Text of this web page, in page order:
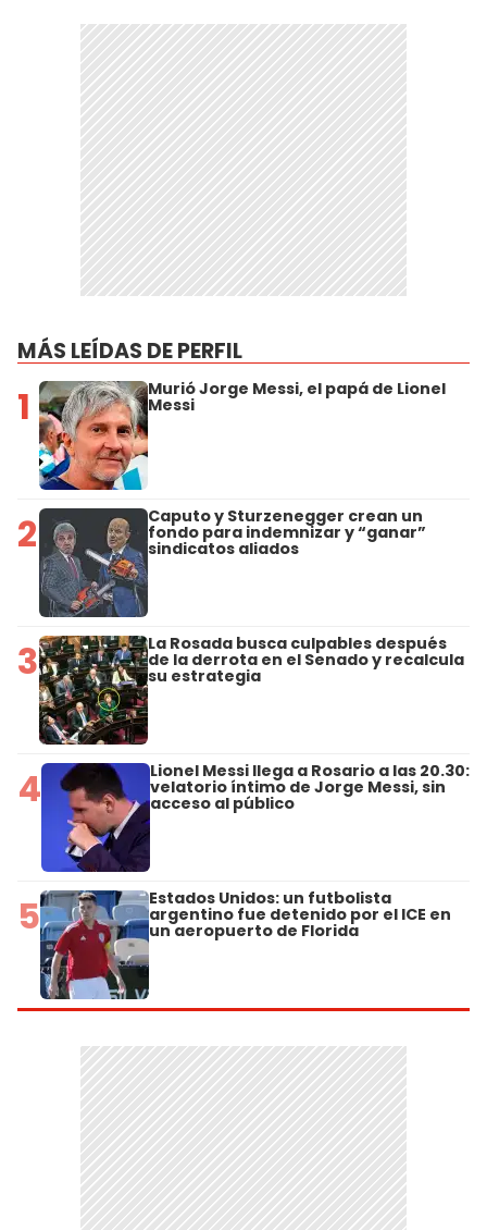
MÁS LEÍDAS DE PERFIL
1 Murió Jorge Messi, el papá de Lionel
Messi
2 Caputo y Sturzenegger crean un
fondo para indemnizar y “ganar”
sindicatos aliados
3 La Rosada busca culpables después
de la derrota en el Senado y recalcula
su estrategia
4 Lionel Messi llega a Rosario a las 20.30:
velatorio íntimo de Jorge Messi, sin
acceso al público
5 Estados Unidos: un futbolista
argentino fue detenido por el ICE en
un aeropuerto de Florida